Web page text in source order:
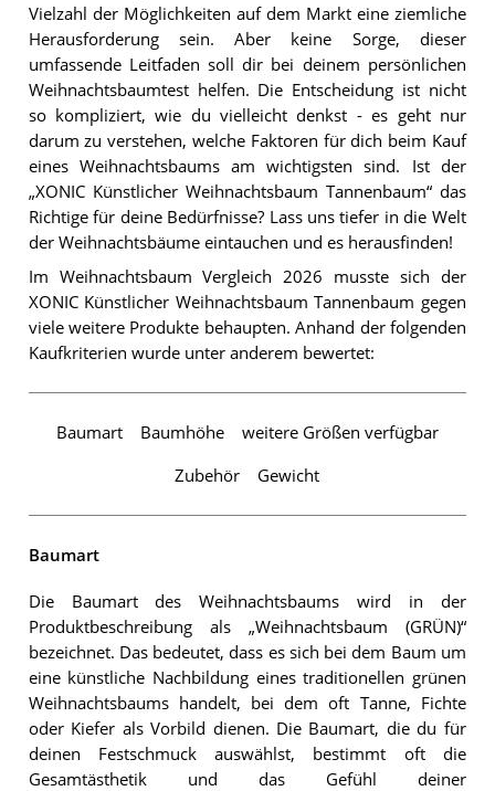
Vielzahl der Möglichkeiten auf dem Markt eine ziemliche
Herausforderung sein. Aber keine Sorge, dieser
umfassende Leitfaden soll dir bei deinem persönlichen
Weihnachtsbaumtest helfen. Die Entscheidung ist nicht
so kompliziert, wie du vielleicht denkst - es geht nur
darum zu verstehen, welche Faktoren für dich beim Kauf
eines Weihnachtsbaums am wichtigsten sind. Ist der
„XONIC Künstlicher Weihnachtsbaum Tannenbaum“ das
Richtige für deine Bedürfnisse? Lass uns tiefer in die Welt
der Weihnachtsbäume eintauchen und es herausfinden!
Im Weihnachtsbaum Vergleich 2026 musste sich der
XONIC Künstlicher Weihnachtsbaum Tannenbaum gegen
viele weitere Produkte behaupten. Anhand der folgenden
Kaufkriterien wurde unter anderem bewertet:
Baumart Baumhöhe weitere Größen verfügbar
Zubehör Gewicht
Baumart
Die Baumart des Weihnachtsbaums wird in der
Produktbeschreibung als „Weihnachtsbaum (GRÜN)“
bezeichnet. Das bedeutet, dass es sich bei dem Baum um
eine künstliche Nachbildung eines traditionellen grünen
Weihnachtsbaums handelt, bei dem oft Tanne, Fichte
oder Kiefer als Vorbild dienen. Die Baumart, die du für
deinen Festschmuck auswählst, bestimmt oft die
Gesamtästhetik und das Gefühl deiner